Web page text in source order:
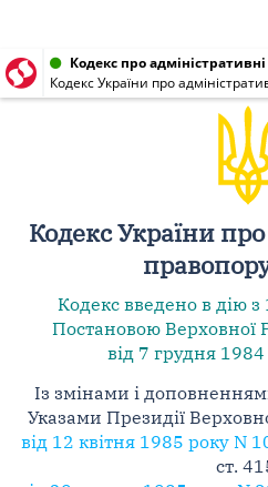
Кодекс України про